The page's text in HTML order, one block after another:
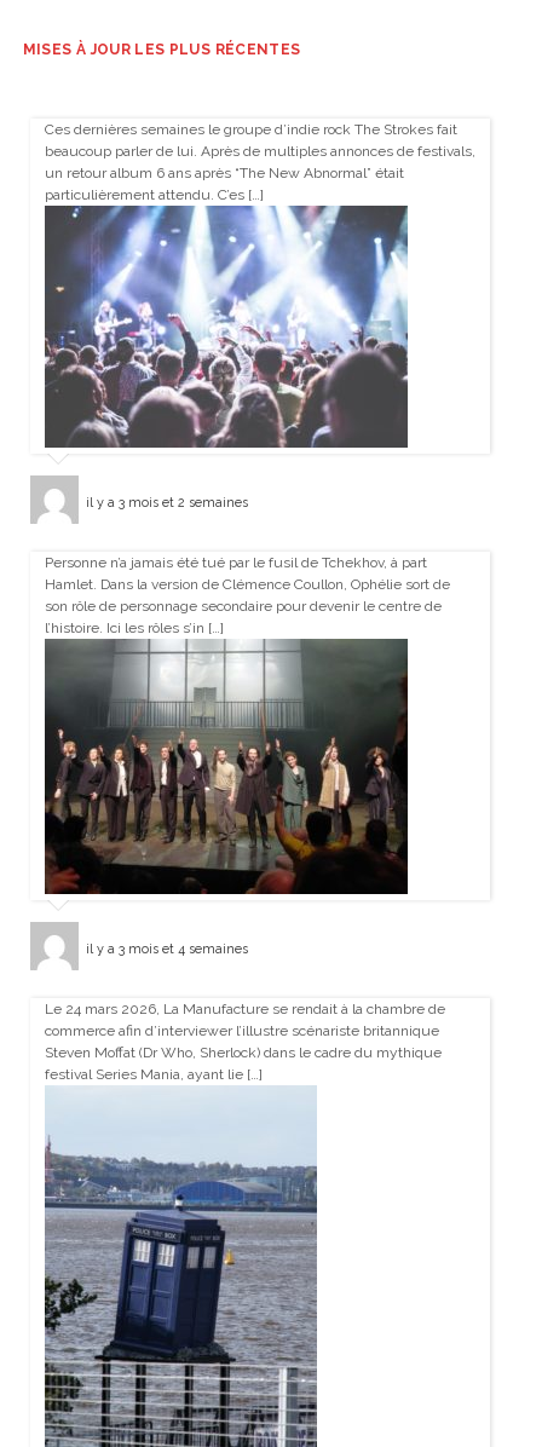
MISES À JOUR LES PLUS RÉCENTES
Ces dernières semaines le groupe d’indie rock The Strokes fait
beaucoup parler de lui. Après de multiples annonces de festivals,
un retour album 6 ans après “The New Abnormal” était
particulièrement attendu. C’es […]
il y a 3 mois et 2 semaines
Personne n’a jamais été tué par le fusil de Tchekhov, à part
Hamlet. Dans la version de Clémence Coullon, Ophélie sort de
son rôle de personnage secondaire pour devenir le centre de
l’histoire. Ici les rôles s’in […]
il y a 3 mois et 4 semaines
Le 24 mars 2026, La Manufacture se rendait à la chambre de
commerce afin d’interviewer l’illustre scénariste britannique
Steven Moffat (Dr Who, Sherlock) dans le cadre du mythique
festival Series Mania, ayant lie […]